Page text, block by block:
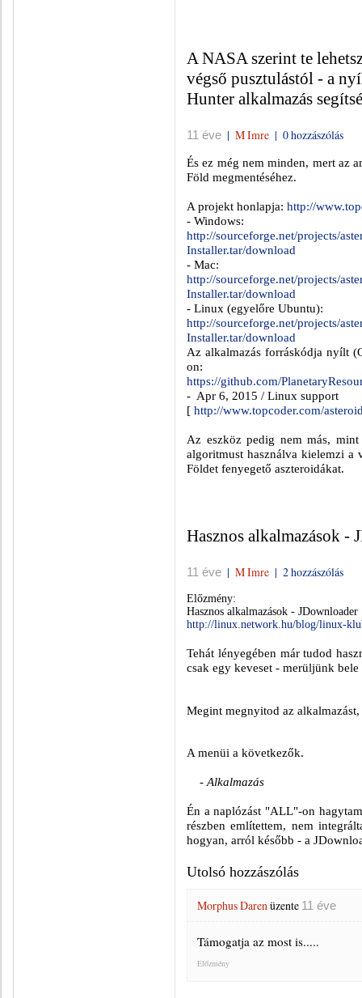
A NASA szerint te
végső pusztulástól - a
Hunter alkalmazás
11 éve | M Imre | 0 hozzászólás
És ez még nem minden, mert az
Föld megmentéséhez.
A projekt honlapja: http://
- Windows:
http://sourceforge.net/projects/
Installer.tar/download
- Mac:
http://sourceforge.net/projects/
Installer.tar/download
- Linux (egyelőre Ubuntu):
http://sourceforge.net/projects/
Installer.tar/download
Az alkalmazás forráskódja nyílt
on:
https://github.com/
- Apr 6, 2015 / Linux support
[ http://www.topcoder.com/
Az eszköz pedig nem más,
algoritmust használva kielemzi a
Földet fenyegető aszteroidákat.
Hasznos alkalmazások -
11 éve | M Imre | 2 hozzászólás
Előzmény:
Hasznos alkalmazások - JDownloader
http://linux.network.hu/blog/linux-
Tehát lényegében már tudod
csak egy keveset - merüljünk bele
Megint megnyitod az
A menüi a következők.
- Alkalmazás
Én a naplózást "ALL"-on
részben említettem, nem
hogyan, arról később - a
Utolsó hozzászólás
Morphus Darenüzente 11 éve
Támogatja az most is.....
Előzmény